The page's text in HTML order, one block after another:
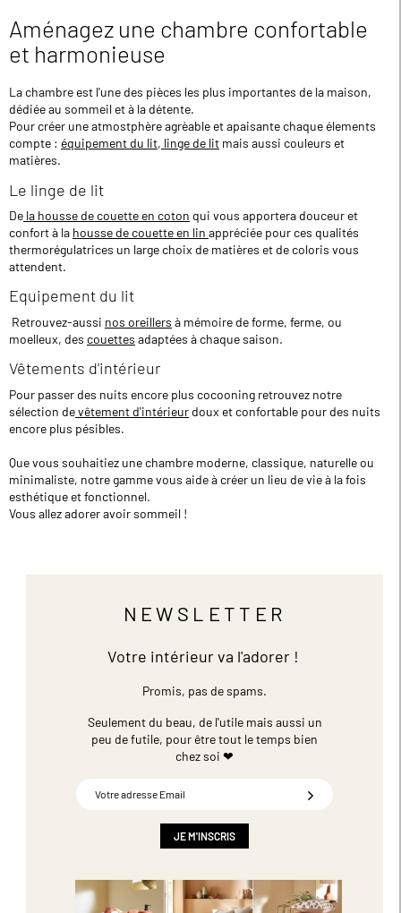
Aménagez une chambre confortable
et harmonieuse
La chambre est l'une des pièces les plus importantes de la maison,
dédiée au sommeil et à la détente.
Pour créer une atmostphère agrèable et apaisante chaque élements
compte : équipement du lit, linge de lit mais aussi couleurs et
matières.
Le linge de lit
De la housse de couette en coton qui vous apportera douceur et
confort à la housse de couette en lin appréciée pour ces qualités
thermorégulatrices un large choix de matières et de coloris vous
attendent.
Equipement du lit
Retrouvez-aussi nos oreillers à mémoire de forme, ferme, ou
moelleux, des couettes adaptées à chaque saison.
Vêtements d'intérieur
Pour passer des nuits encore plus cocooning retrouvez notre
sélection devêtement d'intérieur doux et confortable pour des nuits
encore plus pésibles.
Que vous souhaitiez une chambre moderne, classique, naturelle ou
minimaliste, notre gamme vous aide à créer un lieu de vie à la fois
esthétique et fonctionnel.
Vous allez adorer avoir sommeil !
NEWSLETTER
Votre intérieur va l'adorer !
Promis, pas de spams.
Seulement du beau, de l'utile mais aussi un
peu de futile, pour être tout le temps bien
chez soi ❤
JE M'INSCRIS